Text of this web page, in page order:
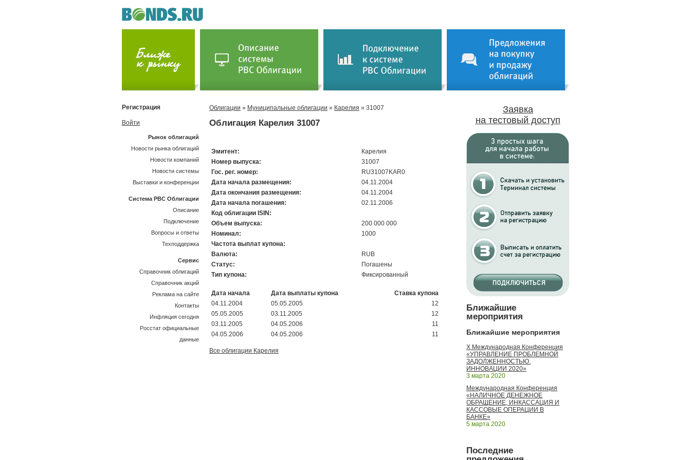
Облигации » Муниципальные облигации » Карелия » 31007
Облигация Карелия 31007
Эмитент:
Карелия
Номер выпуска:
31007
Гос. рег. номер:
RU31007KAR0
Дата начала размещения:
04.11.2004
Дата окончания размещения:
04.11.2004
Дата начала погашения:
02.11.2006
Код облигации ISIN:
Объем выпуска:
200 000 000
Номинал:
1000
Частота выплат купона:
Валюта:
RUB
Статус:
Погашены
Тип купона:
Фиксированный
Дата начала Дата выплаты купона
Ставка купона
04.11.2004
05.05.2005
12
05.05.2005
03.11.2005
12
03.11.2005
04.05.2006
11
04.05.2006
04.05.2006 11
Все облигации Карелия
Заявка
на тестовый доступ
Ближайшие
мероприятия
Ближайшие мероприятия
X Международная Конференция
«УПРАВЛЕНИЕ ПРОБЛЕМНОЙ
ЗАДОЛЖЕННОСТЬЮ.
ИННОВАЦИИ 2020»
3 марта 2020
Международная Конференция
«НАЛИЧНОЕ ДЕНЕЖНОЕ
ОБРАЩЕНИЕ, ИНКАССАЦИЯ И
КАССОВЫЕ ОПЕРАЦИИ В
БАНКЕ»
5 марта 2020
Последние
Регистрация
Войти
Рынок облигаций
Новости рынка облигаций
Новости компаний
Новости системы
Выставки и конференции
Система РВС Облигации
Описание
Подключение
Вопросы и ответы
Техподдержка
Сервис
Справочник облигаций
Справочник акций
Реклама на сайте
Контакты
Инфляция сегодня
Росстат официальные
данные